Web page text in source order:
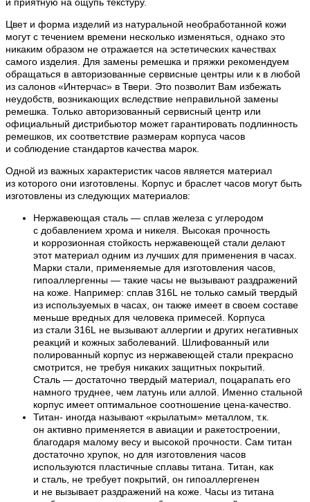
Цвет и форма изделий из натуральной необработанной кожи
могут с течением времени несколько изменяться, однако это
никаким образом не отражается на эстетических качествах
самого изделия. Для замены ремешка и пряжки рекомендуем
обращаться в авторизованные сервисные центры или к в любой
из салонов «Интерчас» в Твери. Это позволит Вам избежать
неудобств, возникающих вследствие неправильной замены
ремешка. Только авторизованный сервисный центр или
официальный дистрибьютор может гарантировать подлинность
ремешков, их соответствие размерам корпуса часов
и соблюдение стандартов качества марок.
Одной из важных характеристик часов является материал
из которого они изготовлены. Корпус и браслет часов могут быть
изготовлены из следующих материалов:
Нержавеющая сталь — сплав железа с углеродом
с добавлением хрома и никеля. Высокая прочность
и коррозионная стойкость нержавеющей стали делают
этот материал одним из лучших для применения в часах.
Марки стали, применяемые для изготовления часов,
гипоаллергенны — такие часы не вызывают раздражений
на коже. Например: сплав 316L не только самый твердый
из используемых в часах, он также имеет в своем составе
меньше вредных для человека примесей. Корпуса
из стали 316L не вызывают аллергии и других негативных
реакций и кожных заболеваний. Шлифованный или
полированный корпус из нержавеющей стали прекрасно
смотрится, не требуя никаких защитных покрытий.
Сталь — достаточно твердый материал, поцарапать его
намного труднее, чем латунь или аллой. Именно стальной
корпус имеет оптимальное соотношение цена-качество.
Титан- иногда называют «крылатым» металлом, т.к.
он активно применяется в авиации и ракетостроении,
благодаря малому весу и высокой прочности. Сам титан
достаточно хрупок, но для изготовления часов
используются пластичные сплавы титана. Титан, как
и сталь, не требует покрытий, он гипоаллергенен
и не вызывает раздражений на коже. Часы из титана